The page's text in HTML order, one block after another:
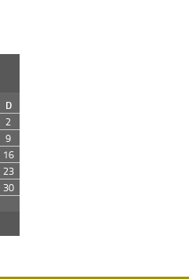
D
2
9
16
23
30